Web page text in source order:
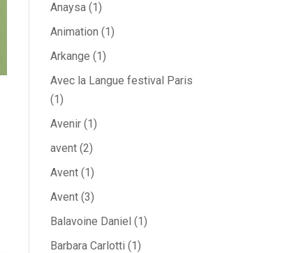
Anaysa(1)
Animation (1)
Arkange (1)
Avec la Langue festival Paris
(1)
Avenir(1)
avent(2)
Avent(1)
Avent(3)
Balavoine Daniel (1)
Barbara Carlotti (1)